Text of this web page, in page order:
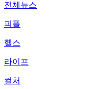
전체뉴스
피플
헬스
라이프
컬처